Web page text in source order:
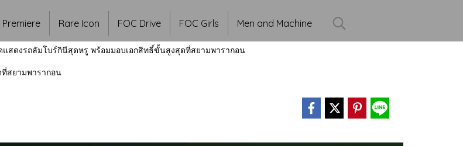
Premiere Rare Icon FOC Drive FOC Girls Men and Machine
แสดงรถลัมโบร์กินีสุดหรู พร้อมมอบเอกสิทธิ์ขั้นสูงสุดที่สยามพารากอน
ที่สยามพารากอน